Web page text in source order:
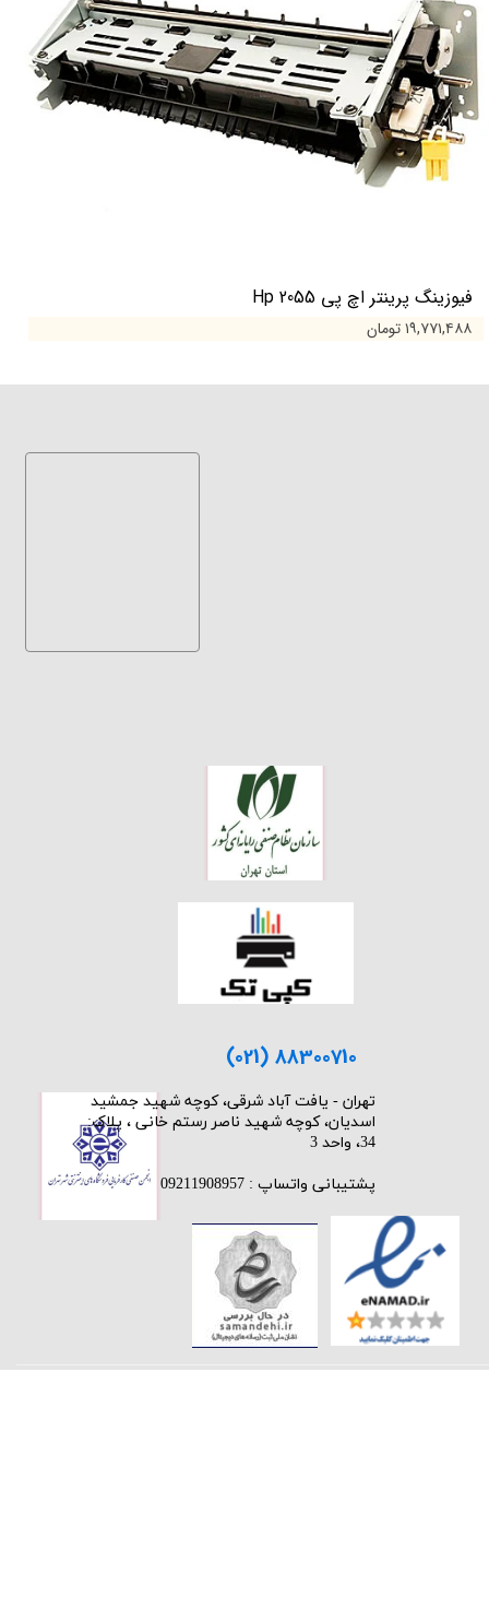
فیوزینگ پرینتر اچ پی 2055 Hp
۱۹,۷۷۱,۴۸۸ تومان
(021) 88300710
​تهران - یافت آباد شرقی، کوچه شهید جمشید
اسدیان، کوچه شهید ناصر رستم خانی ، پلاک:
34، واحد 3
پشتیبانی واتساپ : 09211908957